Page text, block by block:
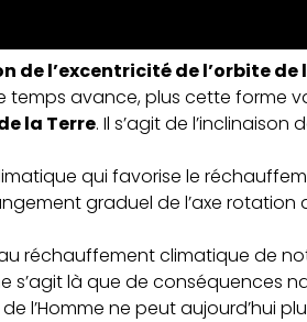
de l’excentricité de l’orbite de
temps avance, plus cette forme
la Terre. Il s’agit de
qui favorise le
graduel de l’axe rotation
réchauffement climatique de
s’agit là que de conséquences
l’Homme ne peut aujourd’hui